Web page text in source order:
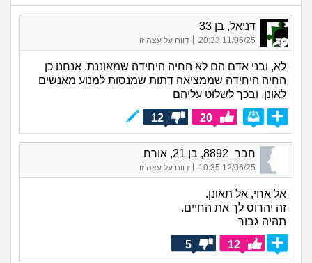
דניאל, בן 33
11/06/25 20:33 דווח על עצה זו
לא, ובני אדם הם לא החיה היחידה שמאוננת. אנחנו כן
החיה היחידה שממציאה דתות שמנסות למנוע מאנשים
לאונן, ובכך לשלוט עליהם
20
12
חבר_8892, בן 21, אורח
12/06/25 10:35
| דווח על עצה זו
אל אחי, אל תאונן.
זה יהרוס לך את החיים.
תהיה גבור
12
5